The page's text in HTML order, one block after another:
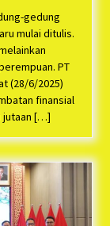
gedung
mulai ditulis.
PT
(28/6/2025)
finansial
jutaan […]